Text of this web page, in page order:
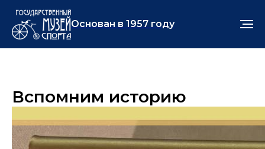
Основан в 1957 году
Вспомним историю